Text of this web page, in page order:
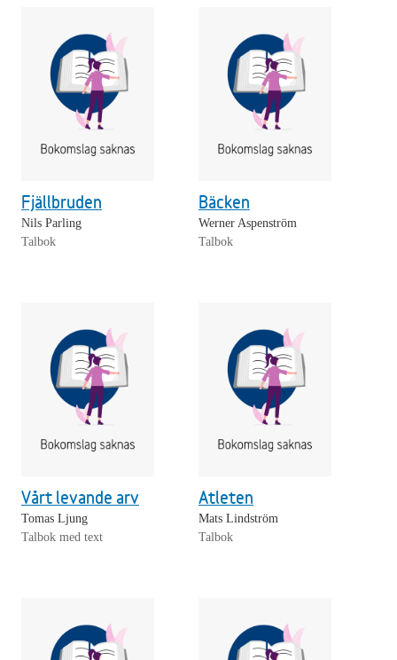
Fjällbruden
Nils Parling
Talbok
Bäcken
Werner Aspenström
Talbok
Vårt levande arv
Tomas Ljung
Talbok med text
Atleten
Mats Lindström
Talbok